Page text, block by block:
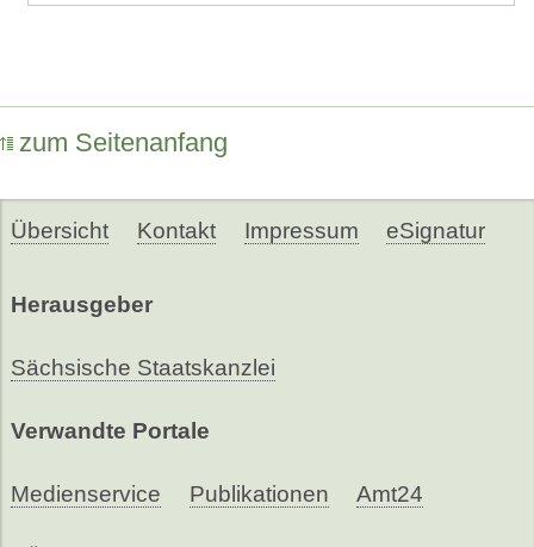
zum Seitenanfang
Übersicht Kontakt Impressum eSignatur
Herausgeber
Sächsische Staatskanzlei
Verwandte Portale
Medienservice Publikationen Amt24